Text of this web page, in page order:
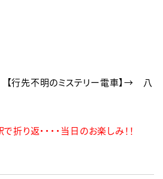
【行先不明のミステリー電車】→　八
り返・・・・当日のお楽しみ！！